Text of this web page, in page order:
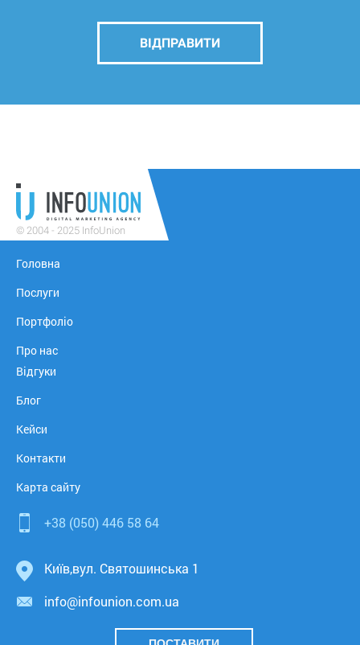
ВІДПРАВИТИ
© 2004 - 2025 InfoUnion
Головна
Послуги
Портфоліо
Про нас
Відгуки
Блог
Кейси
Контакти
Карта сайту
+38 (050)446 58 64
Київ,вул. Святошинська 1
info@infounion.com.ua